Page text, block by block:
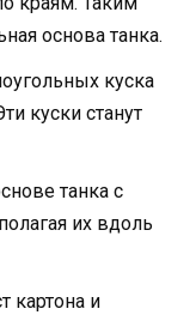
основа танка.
куска
куски станут
танка с
их вдоль
картона и